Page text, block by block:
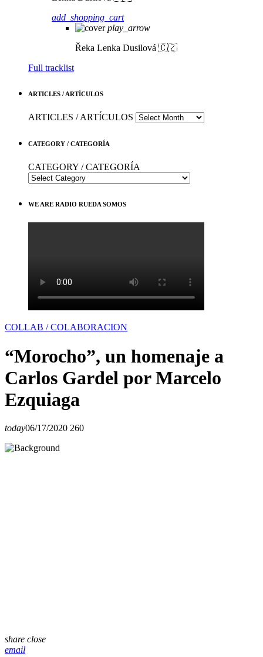
add_shopping_cart
play_arrow
Řeka Lenka Dusilová 🇨🇿
Full tracklist
ARTICLES / ARTÍCULOS
ARTICLES / ARTÍCULOS
CATEGORY / CATEGORÍA
CATEGORY / CATEGORÍA
WE ARE RADIO RUEDA SOMOS
COLLAB / COLABORACION
“Morocho”, un homenaje a
Carlos Gardel por Marcelo
Ezquiaga
today06/17/2020 260
share close
email